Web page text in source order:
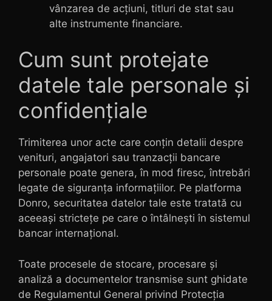
vânzarea de acțiuni, titluri de stat sau
alte instrumente financiare.
Cum sunt protejate
datele tale personale și
confidențiale
Trimiterea unor acte care conțin detalii despre
venituri, angajatori sau tranzacții bancare
personale poate genera, în mod firesc, întrebări
legate de siguranța informațiilor. Pe platforma
Donro, securitatea datelor tale este tratată cu
aceeași strictețe pe care o întâlnești în sistemul
bancar internațional.
Toate procesele de stocare, procesare și
analiză a documentelor transmise sunt ghidate
de Regulamentul General privind Protecția